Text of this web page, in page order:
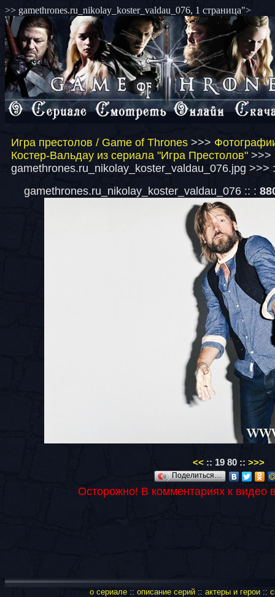
>> gamethrones.ru_nikolay_koster_valdau_076, 1 страница">
Игра престолов / Game of Thrones >>>
Костер-Вальдау из сериала "Игра Престолов" >>>
gamethrones.ru_nikolay_koster_valdau_076.jpg >>>
gamethrones.ru_nikolay_koster_valdau_076 :: :
<< :: 19 80 :: >>>
Поделиться…
Осторожно! В комментариях к видео
о сериале:: описание серий:: актеры и герои::